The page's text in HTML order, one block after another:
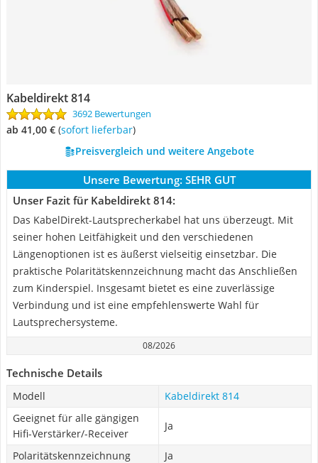
Kabeldirekt 814
3692 Bewertungen
ab 41,00 € ( Sofort lieferbar)
Preisvergleich und weitere Angebote
Unsere Bewertung: SEHR GUT
Unser Fazit für Kabeldirekt 814:
Das KabelDirekt-Lautsprecherkabel hat uns überzeugt. Mit
seiner hohen Leitfähigkeit und den verschiedenen
Längenoptionen ist es äußerst vielseitig einsetzbar. Die
praktische Polaritätskennzeichnung macht das Anschließen
zum Kinderspiel. Insgesamt bietet es eine zuverlässige
Verbindung und ist eine empfehlenswerte Wahl für
Lautsprechersysteme.
08/2026
Technische Details
Modell
Kabeldirekt 814
Geeignet für alle gängigen
Hifi-Verstärker/-Receiver
Ja
Polaritätskennzeichnung Ja